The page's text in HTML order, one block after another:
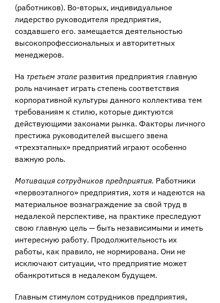
(работников). Во-вторых, индивидуальное
лидерство руководителя предприятия,
создавшего его. замещается деятельностью
высо­копрофессиональных и авторитетных
менеджеров.
На третьем этапе развития предприятия главную
роль начинает играть сте­пень соответствия
корпоративной культуры данного коллектива тем
требованиям к стилю, которые диктуются
действующими законами рынка. Факторы личного
престижа руководителей высшего звена
«трехэтапных» предприятий играют особенно
важную роль.
Мотивация сотрудников предприятия. Работники
«первоэтапного» предприя­тия, хотя и надеются на
материальное вознаграждение за свой труд в
недалекой перспективе, на практике преследуют
свою главную цель — быть независимыми и иметь
интересную работу. Продолжительность их
работы, как правило, не нор­мирована. Они не
исключают ситуации, что предприятие может
обанкротиться в недалеком будущем.
Главным стимулом сотрудников предприятия,